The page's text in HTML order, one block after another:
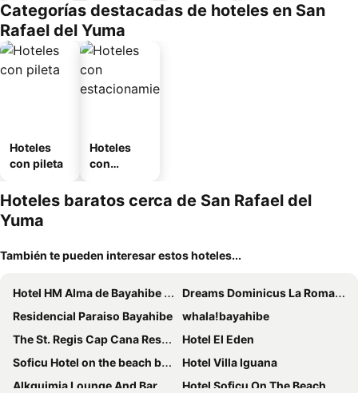
Categorías destacadas de hoteles en San
Rafael del Yuma
Hoteles
con pileta
Hoteles
con
miento
Hoteles baratos cerca de San Rafael del
Yuma
También te pueden interesar estos hoteles...
Hotel HM Alma de Bayahibe - Adults Only - All Inclusive
Dreams Dominicus La Romana
Residencial Paraiso Bayahibe
whala!bayahibe
The St. Regis Cap Cana Resort
Hotel El Eden
Soficu Hotel on the beach bayahibe
Hotel Villa Iguana
Alkquimia Lounge And Bar
Hotel Soficu On The Beach